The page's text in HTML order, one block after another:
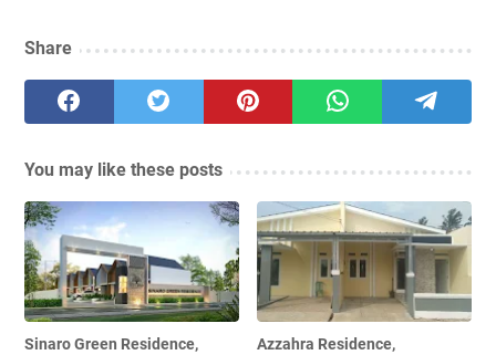
Share
You may like these posts
Sinaro Green Residence, Azzahra Residence,